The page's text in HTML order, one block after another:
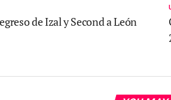
de Izal y Second a León